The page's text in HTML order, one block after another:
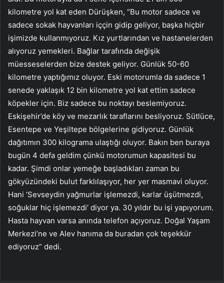
kilometre yol kat eden Dürüşken, “Bu motor sadece ve
sadece sokak hayvanları iççin gidip geliyor, başka hiçbir
işimizde kullanmıyoruz. Kız yurtlarından ve hastanelerden
alıyoruz yemekleri. Bağlar tarafında değişik
müesseselerden bize destek geliyor. Günlük 50-60
kilometre yaptığımız oluyor. Eski motorumla da sadece 1
senede yaklaşık 12 bin kilometre yol kat ettim sadece
köpekler için. Biz sadece bu noktayı beslemiyoruz.
Eskişehir’de köy ve mezarlık taraflarını besliyoruz. Sütlüce,
Esentepe ve Yeşiltepe bölgelerine gidiyoruz. Günlük
dağıtımın 300 kilograma ulaştığı oluyor. Bakın ben buraya
bugün 4 defa geldim çünkü motorumun kapasitesi bu
kadar. Şimdi onlar yemeğe başladıkları zaman bu
gökyüzündeki bulut farklılaşıyor, her yer masmavi oluyor.
Hani ‘Sevseydin yağmurlar işlemezdi, karlar üşütmezdi,
soğuklar hiç işlemezdi’ diyor ya. 30 yıldır bu işi yapıyorum.
Hasta hayvan varsa anında telefon açıyoruz. Doğal Yaşam
Merkezi’ne ve Alev hanıma da buradan çok teşekkür
ediyoruz” dedi.